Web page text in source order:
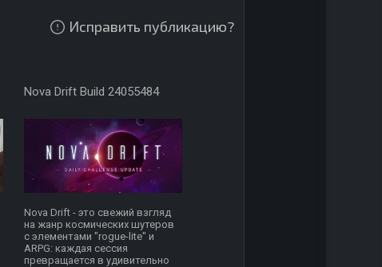
Исправить публикацию?
Nova Drift Build 24055484
Nova Drift - это свежий взгляд
на жанр космических шутеров
с элементами "rogue-lite" и
ARPG: каждая сессия
превращается в удивительно